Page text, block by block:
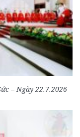
– Ngày 22.7.2026